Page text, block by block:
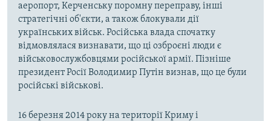
аеропорт, Керченську поромну переправу, інші
стратегічні об'єкти, а також блокували дії
українських військ. Російська влада спочатку
відмовлялася визнавати, що ці озброєні люди є
військовослужбовцями російської армії. Пізніше
президент Росії Володимир Путін визнав, що це були
російські військові.
16 березня 2014 року на території Криму і